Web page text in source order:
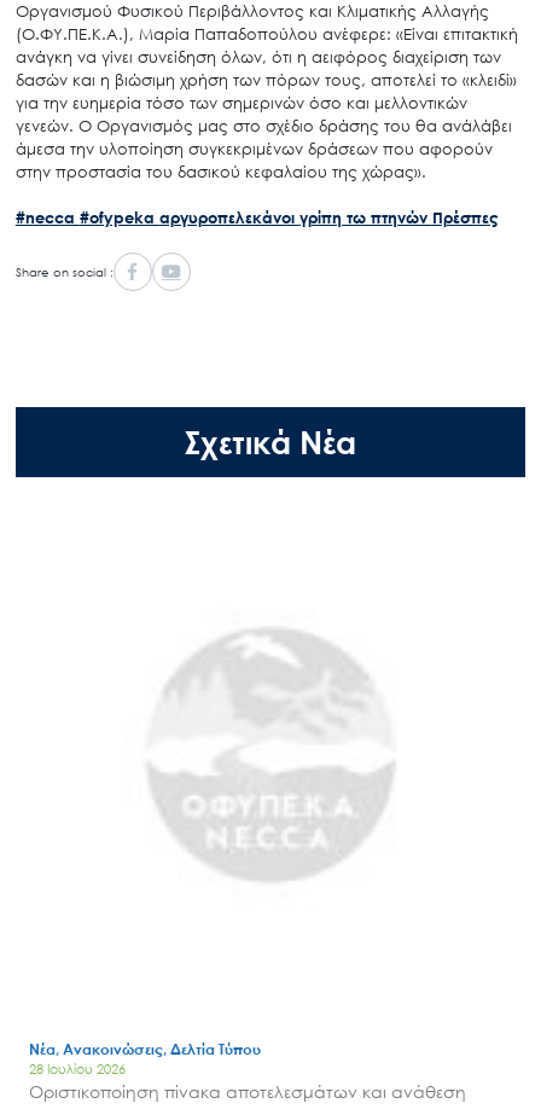
Άξονες δράσης
Μ.Δ.Π.Π.
Εισιτήρια
Οργανισμού Φυσικού Περιβάλλοντος και Κλιματικής Αλλαγής
(Ο.ΦΥ.ΠΕ.Κ.Α.), Μαρία Παπαδοπούλου ανέφερε: «Είναι επιτακτική
ανάγκη να γίνει συνείδηση όλων, ότι η αειφόρος διαχείριση των
δασών και η βιώσιμη χρήση των πόρων τους, αποτελεί το «κλειδί»
για την ευημερία τόσο των σημερινών όσο και μελλοντικών
γενεών. Ο Οργανισμός μας στο σχέδιο δράσης του θα ανάλάβει
άμεσα την υλοποίηση συγκεκριμένων δράσεων που αφορούν
στην προστασία του δασικού κεφαλαίου της χώρας».
#necca #ofypeka αργυροπελεκάνοι γρίπη τω πτηνών Πρέσπες
Share on social :
Σχετικά Νέα
Νέα, Ανακοινώσεις, Δελτία Τύπου
28 Ιουλίου 2026
Οριστικοποίηση πίνακα αποτελεσμάτων και ανάθεση